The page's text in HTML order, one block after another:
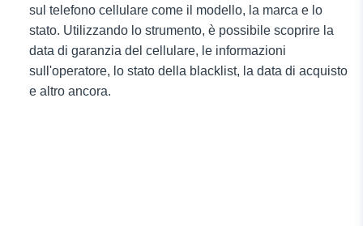
sul telefono cellulare come il modello, la marca e lo
stato. Utilizzando lo strumento, è possibile scoprire la
data di garanzia del cellulare, le informazioni
sull'operatore, lo stato della blacklist, la data di acquisto
e altro ancora.